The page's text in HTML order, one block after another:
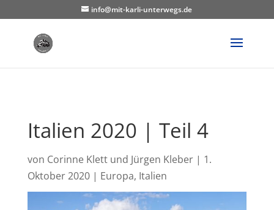
info@mit-karli-unterwegs.de
Italien 2020 | Teil 4
von Corinne Klett und Jürgen Kleber| 1.
Oktober 2020| Europa, Italien